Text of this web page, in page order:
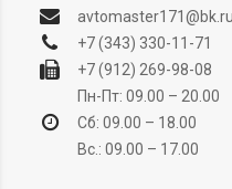
avtomaster171@bk.ru
+7 (343) 330-11-71
+7 (912) 269-98-08
Пн-Пт: 09.00 – 20.00
Сб: 09.00 – 18.00
Вс.: 09.00 – 17.00